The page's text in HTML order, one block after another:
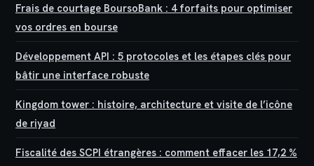
Frais de courtage BoursoBank : 4 forfaits pour optimiser
vos ordres en bourse
Développement API : 5 protocoles et les étapes clés pour
bâtir une interface robuste
Kingdom tower : histoire, architecture et visite de l’icône
de riyad
Fiscalité des SCPI étrangères : comment effacer les 17,2 %